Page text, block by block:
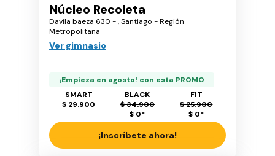
Núcleo Recoleta
Davila baeza 630 - , Santiago - Región
Metropolitana
Ver gimnasio
¡Empieza en agosto! con esta PROMO
SMART
$ 29.900
BLACK
$ 34.900
$ 0*
FIT
$ 25.900
$ 0*
¡Inscríbete ahora!